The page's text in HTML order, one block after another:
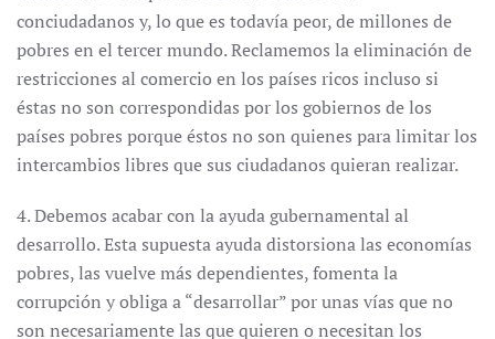
conciudadanos y, lo que es todavía peor, de millones de
pobres en el tercer mundo. Reclamemos la eliminación de
restricciones al comercio en los países ricos incluso si
éstas no son correspondidas por los gobiernos de los
países pobres porque éstos no son quienes para limitar los
intercambios libres que sus ciudadanos quieran realizar.
4. Debemos acabar con la ayuda gubernamental al
desarrollo. Esta supuesta ayuda distorsiona las economías
pobres, las vuelve más dependientes, fomenta la
corrupción y obliga a “desarrollar” por unas vías que no
son necesariamente las que quieren o necesitan los